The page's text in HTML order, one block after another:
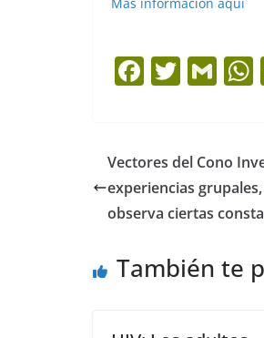
F
a
e
b
o
k
T
w
er
G
m
l
Vectores del Cono
experiencias
observa ciertas
También te